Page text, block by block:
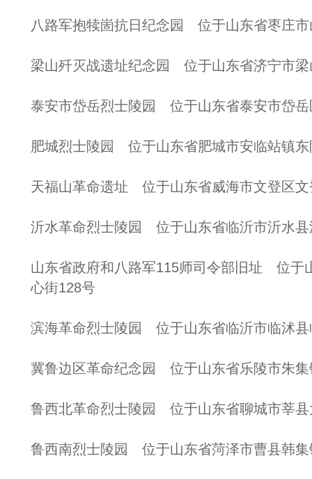
八路军抱犊崮抗日纪念园 位于山东省枣庄
梁山歼灭战遗址纪念园 位于山东省济宁市
泰安市岱岳烈士陵园 位于山东省泰安市岱岳
肥城烈士陵园 位于山东省肥城市安临站镇东
天福山革命遗址 位于山东省威海市文登区文
沂水革命烈士陵园 位于山东省临沂市沂水
山东省政府和八路军115师司令部旧址 位于
心街128号
滨海革命烈士陵园 位于山东省临沂市临沭县
冀鲁边区革命纪念园 位于山东省乐陵市朱集
鲁西北革命烈士陵园 位于山东省聊城市莘县
鲁西南烈士陵园 位于山东省菏泽市曹县韩集